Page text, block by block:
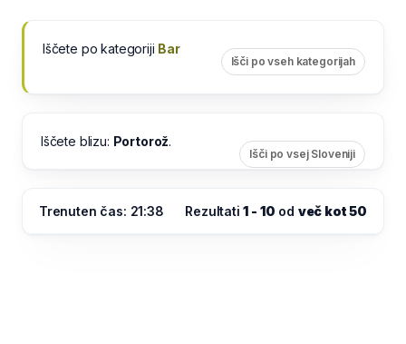
Iščete po kategoriji Bar
Išči po vseh kategorijah
Iščete blizu: Portorož.
Išči po vsej Sloveniji
Trenuten čas: 21:38 Rezultati1 - 10 od več kot 50